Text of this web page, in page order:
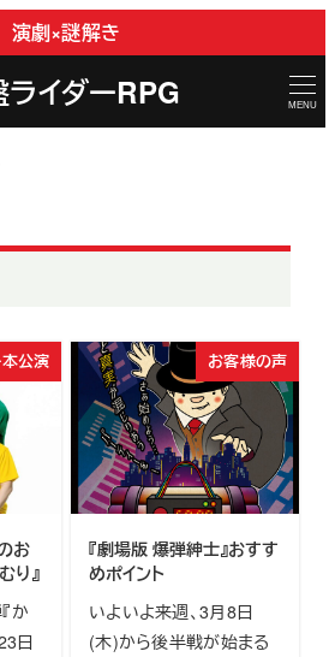
演劇×謎解き
ライダーRPG MENU
公演
お
り』
か
日
お客様の声
『劇場版 爆弾紳士』おすす
めポイント
いよいよ来週、3月8日
(木)から後半戦が始まる